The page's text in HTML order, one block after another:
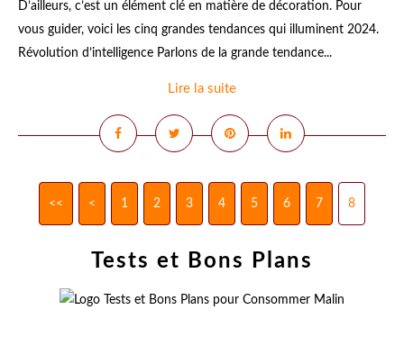
D’ailleurs, c’est un élément clé en matière de décoration. Pour
vous guider, voici les cinq grandes tendances qui illuminent 2024.
Révolution d’intelligence Parlons de la grande tendance...
Lire la suite
<< < 1 2 3 4 5 6 7 8
Tests et Bons Plans